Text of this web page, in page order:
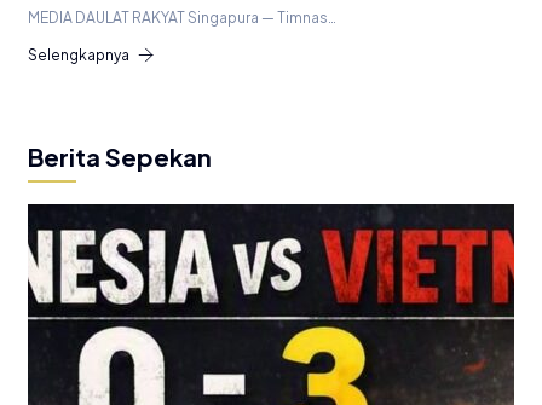
MEDIA DAULAT RAKYAT Singapura — Timnas…
Selengkapnya
Berita Sepekan